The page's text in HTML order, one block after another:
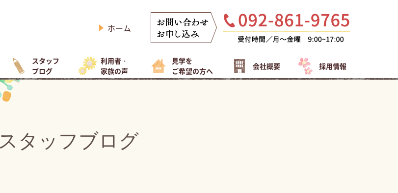
ホーム
スタッフ
ブログ
利用者・
家族の声
見学を
ご希望の方へ
会社概要 採用情報
スタッフブログ